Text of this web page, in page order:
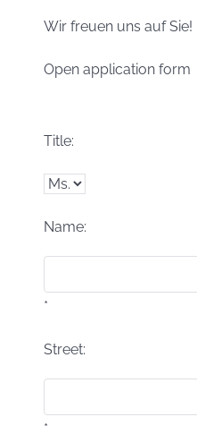
Wir freuen uns auf Sie!
Open application form
Title:
Name:
*
Street:
*